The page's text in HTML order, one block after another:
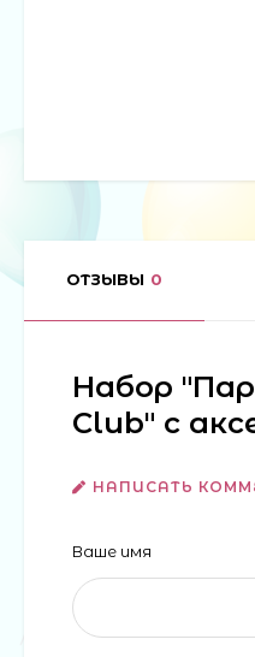
ОТЗЫВЫ 0
Набор
Club" с
НАПИСАТЬ
Ваше имя